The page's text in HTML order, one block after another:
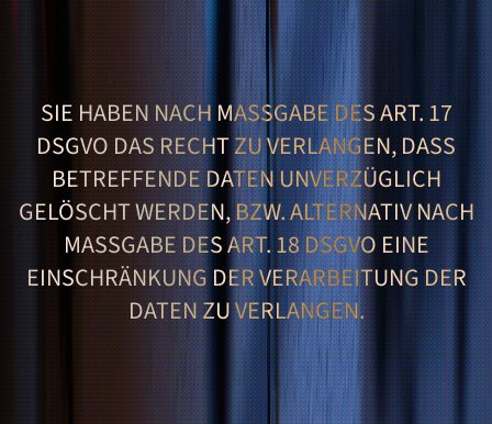
SIE HABEN NACH MASSGABE DES ART. 17 D
SGVO DAS RECHT ZU VERLANGEN, DASS B
ETREFFENDE DATEN UNVERZÜGLICH G
ELÖSCHT WERDEN, BZW. ALTERNATIV NACH M
ASSGABE DES ART. 18 DSGVO EINE EI
NSCHRÄNKUNG DER VERARBEITUNG DER DA
TEN ZU VERLANGEN.